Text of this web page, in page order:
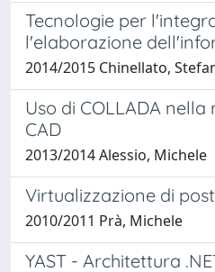
Tecnologie per
l'elaborazione
2014/2015 Chinellato,
Uso di COLLADA
CAD
2013/2014 Alessio, Michele
Virtualizzazione di
2010/2011 Prà, Michele
YAST - Architettura